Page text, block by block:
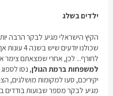
ילדים בשלג
הקיץ הישראלי מגיע לבקר הרבה
שכולנו
לחורף... לכן, אחרי שמצאתם צימר
למשפחות ברמת הגולן, נסו
יקיריכם, סעו למקומות מושלגים,
מגיע לבקר מספר שבועות בודדים